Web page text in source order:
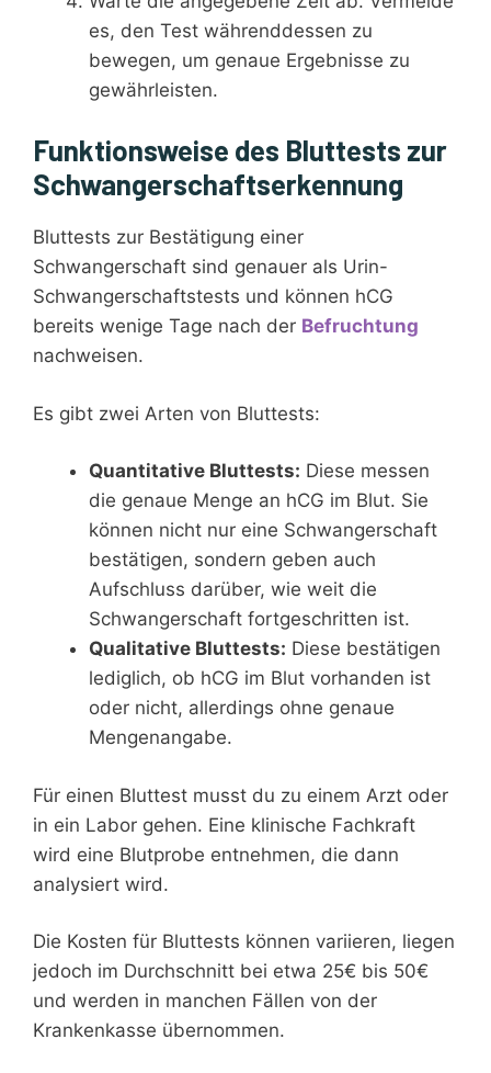
es, den Test währenddessen zu
bewegen, um genaue Ergebnisse zu
gewährleisten.
Funktionsweise des Bluttests zur
Schwangerschaftserkennung
Bluttests zur Bestätigung einer
Schwangerschaft sind genauer als Urin-
Schwangerschaftstests und können hCG
bereits wenige Tage nach der Befruchtung
nachweisen.
Es gibt zwei Arten von Bluttests:
Quantitative Bluttests: Diese messen
die genaue Menge an hCG im Blut. Sie
können nicht nur eine Schwangerschaft
bestätigen, sondern geben auch
Aufschluss darüber, wie weit die
Schwangerschaft fortgeschritten ist.
Qualitative Bluttests: Diese bestätigen
lediglich, ob hCG im Blut vorhanden ist
oder nicht, allerdings ohne genaue
Mengenangabe.
Für einen Bluttest musst du zu einem Arzt oder
in ein Labor gehen. Eine klinische Fachkraft
wird eine Blutprobe entnehmen, die dann
analysiert wird.
Die Kosten für Bluttests können variieren, liegen
jedoch im Durchschnitt bei etwa 25€ bis 50€
und werden in manchen Fällen von der
Krankenkasse übernommen.